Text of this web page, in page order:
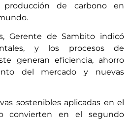
de carbono en
Gerente de Sambito indicó
y los procesos de
generan eficiencia, ahorro
del mercado y nuevas
sostenibles aplicadas en el
convierten en el segundo